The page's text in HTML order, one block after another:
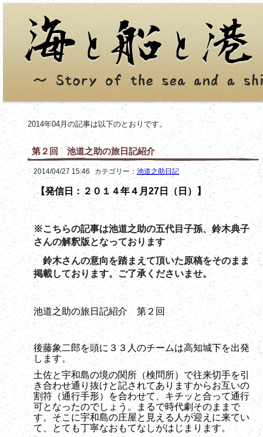
2014年04月の記事は以下のとおりです。
第２回 池道之助の旅日記紹介
2014/04/27 15:46 カテゴリー： 池道之助日記
【発信日：２０１４年４月27日（日）】
※こちらの記事は池道之助の五代目子孫、鈴木典子
さんの解釈版となっております
鈴木さんの意向を踏まえて頂いた原稿をそのまま
掲載しております。ご了承くださいませ。
池道之助の旅日記紹介 第２回
後藤象二郎を頭に３３人のチームは高知城下を出発
します。
土佐と宇和島の境の関所（検問所）で往来切手を引
き合わせ通り抜けと記されてありますからお互いの
割符（通行手形）を合わせて、キチッと合って通行
可となったのでしょう。まるで時代劇そのままで
す。そこに宇和島の庄屋と見える人が迎えに来てい
て、とても丁寧なおもてなしがはじまります。